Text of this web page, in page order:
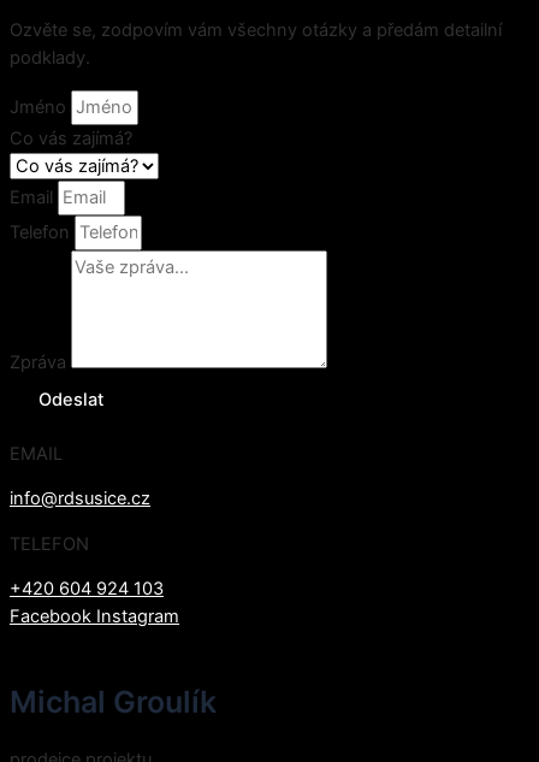
Ozvěte se, zodpovím vám všechny otázky a předám detailní
podklady.
Jméno
Co vás zajímá?
Email
Telefon
Zpráva
Odeslat
EMAIL
info@rdsusice.cz
TELEFON
+420 604 924 103
Facebook Instagram
Michal Groulík